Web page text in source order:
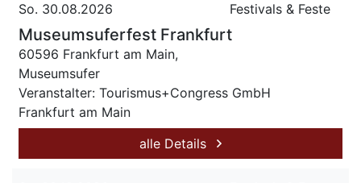
So. 30.08.2026 Festivals & Feste
Museumsuferfest Frankfurt
60596 Frankfurt am Main,
Museumsufer
Veranstalter: Tourismus+Congress GmbH
Frankfurt am Main
alle Details